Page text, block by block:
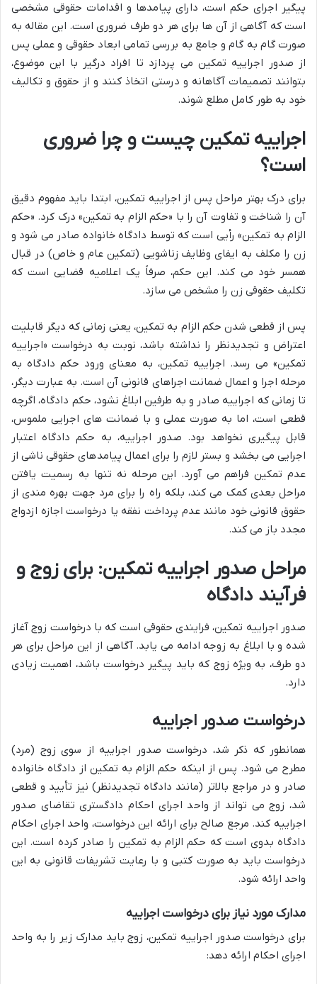
پیگیر اجرای حکم است، دارای پیامدها و اقدامات حقوقی مشخصی
است که آگاهی از آن ها برای هر دو طرف ضروری است. این مقاله به
صورت گام به گام و جامع به بررسی تمامی ابعاد حقوقی و عملی پس
از صدور اجراییه تمکین می پردازد تا افراد درگیر با این موضوع،
بتوانند تصمیمات آگاهانه و درستی اتخاذ کنند و از حقوق و تکالیف
خود به طور کامل مطلع شوند.
اجراییه تمکین چیست و چرا ضروری
است؟
برای درک بهتر مراحل پس از اجراییه تمکین، ابتدا باید مفهوم دقیق
آن را شناخت و تفاوت آن را با «حکم الزام به تمکین» درک کرد. «حکم
الزام به تمکین» رأیی است که توسط دادگاه خانواده صادر می شود و
زن را مکلف به ایفای وظایف زناشویی (تمکین عام و خاص) در قبال
همسر خود می کند. این حکم، صرفاً یک اعلامیه قضایی است که
تکلیف حقوقی زن را مشخص می سازد.
پس از قطعی شدن حکم الزام به تمکین، یعنی زمانی که دیگر قابلیت
اعتراض و تجدیدنظر را نداشته باشد، نوبت به درخواست «اجراییه
تمکین» می رسد. اجراییه تمکین، به معنای ورود حکم دادگاه به
مرحله اجرا و اعمال ضمانت اجراهای قانونی آن است. به عبارت دیگر،
تا زمانی که اجراییه صادر و به طرفین ابلاغ نشود، حکم دادگاه، اگرچه
قطعی است، اما به صورت عملی و با ضمانت های اجرایی ملموس،
قابل پیگیری نخواهد بود. صدور اجراییه، به حکم دادگاه اعتبار
اجرایی می بخشد و بستر لازم را برای اعمال پیامدهای حقوقی ناشی از
عدم تمکین فراهم می آورد. این مرحله نه تنها به رسمیت یافتن
مراحل بعدی کمک می کند، بلکه راه را برای مرد جهت بهره مندی از
حقوق قانونی خود مانند عدم پرداخت نفقه یا درخواست اجازه ازدواج
مجدد باز می کند.
مراحل صدور اجراییه تمکین: برای زوج و
فرآیند دادگاه
صدور اجراییه تمکین، فرایندی حقوقی است که با درخواست زوج آغاز
شده و با ابلاغ به زوجه ادامه می یابد. آگاهی از این مراحل برای هر
دو طرف، به ویژه زوج که باید پیگیر درخواست باشد، اهمیت زیادی
دارد.
درخواست صدور اجراییه
همانطور که ذکر شد، درخواست صدور اجراییه از سوی زوج (مرد)
مطرح می شود. پس از اینکه حکم الزام به تمکین از دادگاه خانواده
صادر و در مراجع بالاتر (مانند دادگاه تجدیدنظر) نیز تأیید و قطعی
شد، زوج می تواند از واحد اجرای احکام دادگستری تقاضای صدور
اجراییه کند. مرجع صالح برای ارائه این درخواست، واحد اجرای احکام
دادگاه بدوی است که حکم الزام به تمکین را صادر کرده است. این
درخواست باید به صورت کتبی و با رعایت تشریفات قانونی به این
واحد ارائه شود.
مدارک مورد نیاز برای درخواست اجراییه
برای درخواست صدور اجراییه تمکین، زوج باید مدارک زیر را به واحد
اجرای احکام ارائه دهد: